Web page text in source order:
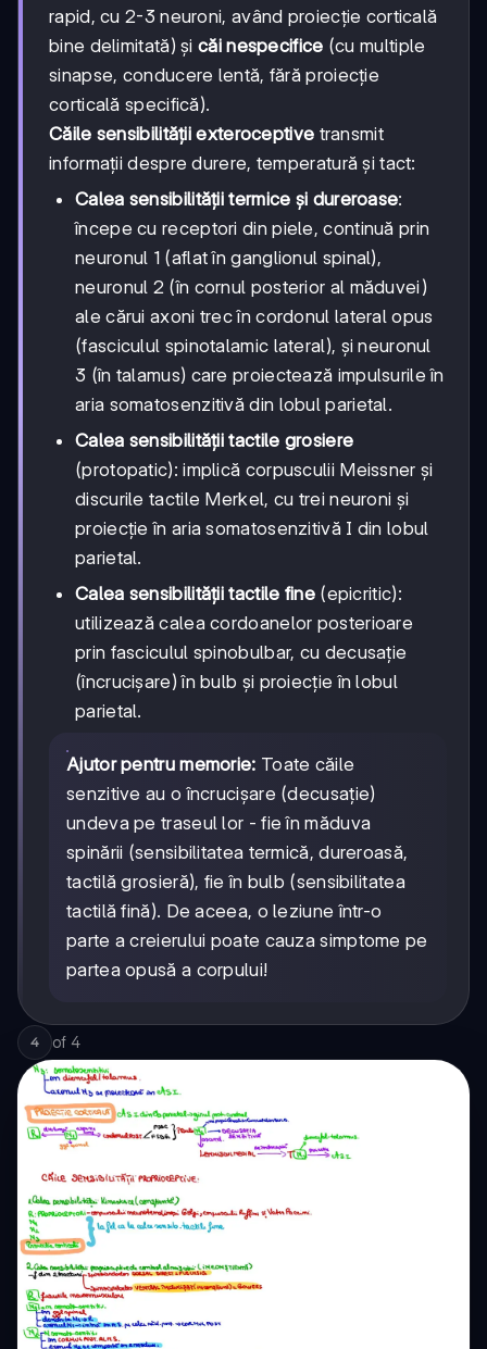
rapid, cu 2-3 neuroni, având proiecție corticală
bine delimitată) șicăi nespecifice (cu multiple
sinapse, conducere lentă, fără proiecție
corticală specifică).
Căile sensibilității exteroceptive transmit
informații despre durere, temperatură și tact:
Calea sensibilității termice și dureroase:
începe cu receptori din piele, continuă prin
neuronul 1 (aflat în ganglionul spinal),
neuronul 2 (în cornul posterior al măduvei)
ale cărui axoni trec în cordonul lateral opus
(fasciculul spinotalamic lateral), și neuronul
3 (în talamus) care proiectează impulsurile în
aria somatosenzitivă din lobul parietal.
Calea sensibilității tactile grosiere
(protopatic): implică corpusculii Meissner și
discurile tactile Merkel, cu trei neuroni și
proiecție în aria somatosenzitivă I din lobul
parietal.
Calea sensibilității tactile fine(epicritic):
utilizează calea cordoanelor posterioare
prin fasciculul spinobulbar, cu decusație
(încrucișare) în bulb și proiecție în lobul
parietal.
Ajutor pentru memorie: Toate căile
senzitive au o încrucișare (decusație)
undeva pe traseul lor - fie în măduva
spinării (sensibilitatea termică, dureroasă,
tactilă grosieră), fie în bulb (sensibilitatea
tactilă fină). De aceea, o leziune într-o
parte a creierului poate cauza simptome pe
partea opusă a corpului!
4 of 4